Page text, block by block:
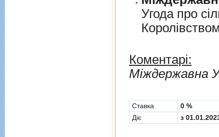
Угода про
Коментарі:
Мiждержавна
Cтавка
0 %
Діє
з